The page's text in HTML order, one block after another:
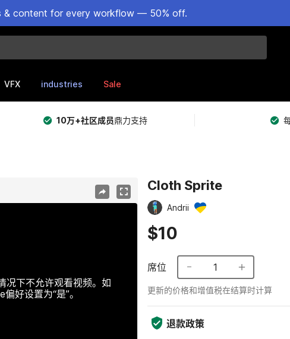
& content for every workflow — 50% off.
VFX industries Sale
10万+社区成员鼎力支持
况下不允许观看视频。如
好设置为“是”。
Cloth Sprite
Andrii
$10
席位 1
更新的价格和增值税在结算时计算
退款政策